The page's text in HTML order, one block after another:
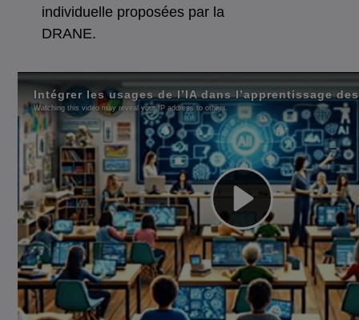
individuelle proposées par la
DRANE.